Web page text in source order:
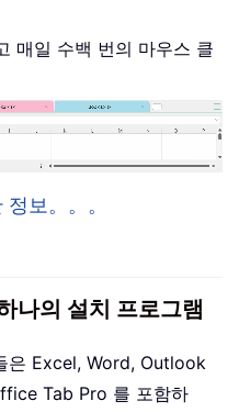
매일 수백 번의 마우스 클
보。。。
나의 설치 프로그램
은 Excel, Word, Outlook
Tab Pro 를 포함하